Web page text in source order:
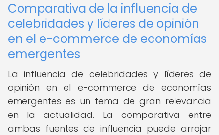
Comparativa de la influencia de
celebridades y líderes de opinión
en el e-commerce de economías
emergentes
La influencia de celebridades y líderes de
opinión en el e-commerce de economías
emergentes es un tema de gran relevancia
en la actualidad. La comparativa entre
ambas fuentes de influencia puede arrojar